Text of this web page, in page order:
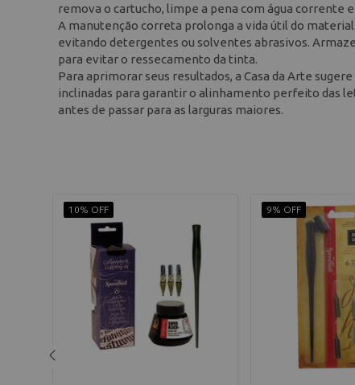
remova o cartucho, limpe a pena com água corrente
A manutenção correta prolonga a vida útil do
evitando detergentes ou solventes abrasivos.
para evitar o ressecamento da tinta.
Para aprimorar seus resultados, a Casa da Arte
inclinadas para garantir o alinhamento perfeito das
antes de passar para as larguras maiores.
10% OFF 9% OFF